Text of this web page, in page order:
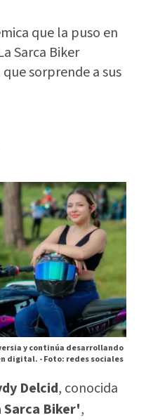
que la puso en
Sarca Biker
sorprende a sus
y continúa desarrollando
digital. -Foto: redes sociales
Delcid, conocida
Sarca Biker',